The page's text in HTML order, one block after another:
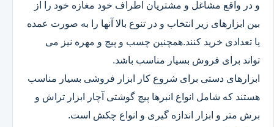
و در واقع مشاغل و مشتریان اطراف خود مغازه خود را از
بین ابزارهای زیر انتخاب و در تنوع بالا آنها را به صورت عمده
یا تعدادی خرید کنند.همچنین چسب و پیچ و مهره نیز می
تواند برای فروش بسیار مناسب باشد.
ابزارهای دستی برای شروع کار ابزار فروشی بسیار مناسب
هستند که شامل انواع انبرها پیچ گوشتی آچار ابزار تراش و
برش متر و ابزار اندازه گیری و انواع چکش است.